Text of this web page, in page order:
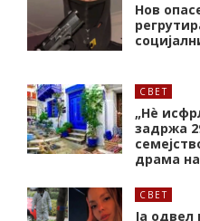
Нов
СВЕТ
„Нѐ
задржа
драма
СВЕТ
Ја одвел